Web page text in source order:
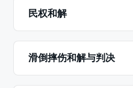
民权和解
滑倒摔伤和解与判决